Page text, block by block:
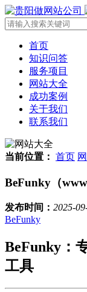
首页
知识问答
服务项目
网站大全
成功案例
关于我们
联系我们
当前位置： 首页
BeFunky（
发布时间： 2025-
BeFunky
BeFunky：
工具